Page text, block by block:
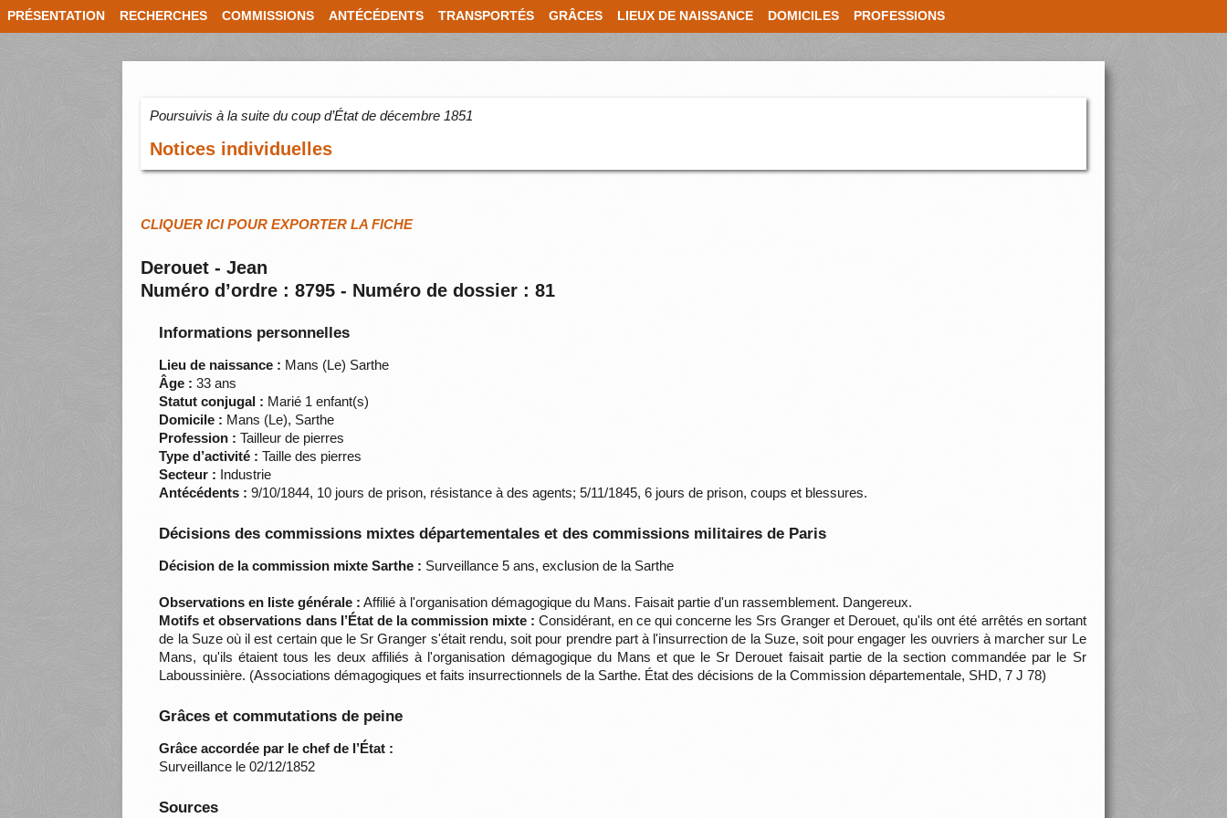
PRÉSENTATION RECHERCHES COMMISSIONS ANTÉCÉDENTS TRANSPORTÉS GRÂCES LIEUX DE NAISSANCE DOMICILES PROFESSIONS
Poursuivis à la suite du coup d’État de décembre 1851
Notices individuelles
CLIQUER ICI POUR EXPORTER LA FICHE
Derouet - Jean
Numéro d’ordre : 8795 - Numéro de dossier : 81
Informations personnelles
Lieu de naissance : Mans (Le) Sarthe
Âge : 33 ans
Statut conjugal : Marié 1 enfant(s)
Domicile : Mans (Le), Sarthe
Profession : Tailleur de pierres
Type d’activité : Taille des pierres
Secteur : Industrie
Antécédents : 9/10/1844, 10 jours de prison, résistance à des agents; 5/11/1845, 6 jours de prison, coups et blessures.
Décisions des commissions mixtes départementales et des commissions militaires de Paris
Décision de la commission mixte Sarthe : Surveillance 5 ans, exclusion de la Sarthe
Observations en liste générale : Affilié à l'organisation démagogique du Mans. Faisait partie d'un rassemblement. Dangereux.
Motifs et observations dans l’État de la commission mixte : Considérant, en ce qui concerne les Srs Granger et Derouet, qu'ils ont été arrêtés en sortant
de la Suze où il est certain que le Sr Granger s'était rendu, soit pour prendre part à l'insurrection de la Suze, soit pour engager les ouvriers à marcher sur Le
Mans, qu'ils étaient tous les deux affiliés à l'organisation démagogique du Mans et que le Sr Derouet faisait partie de la section commandée par le Sr
Laboussinière. (Associations démagogiques et faits insurrectionnels de la Sarthe. État des décisions de la Commission départementale, SHD, 7 J 78)
Grâces et commutations de peine
Grâce accordée par le chef de l’État :
Surveillance le 02/12/1852
Sources